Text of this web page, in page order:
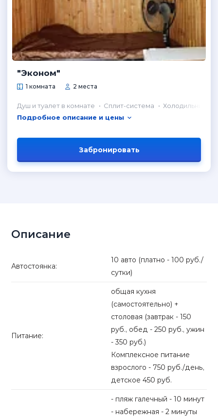
"Эконом"
1 комната 2 места
Душ и туалет в комнате Сплит-система
Холодильник в
Подробное описание и цены
Забронировать
Описание
Автостоянка:
10 авто (платно - 100 руб./
сутки)
Питание:
общая кухня
(самостоятельно) +
столовая (завтрак - 150
руб., обед - 250 руб., ужин
- 350 руб.)
Комплексное питание
взрослого - 750 руб./день,
детское 450 руб.
- пляж галечный - 10 минут
- набережная - 2 минуты